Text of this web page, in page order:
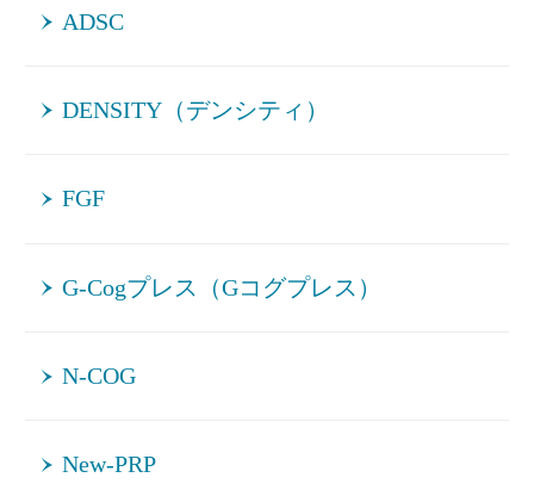
ADSC
DENSITY（デンシティ）
FGF
G-Cogプレス（Gコグプレス）
N-COG
New-PRP